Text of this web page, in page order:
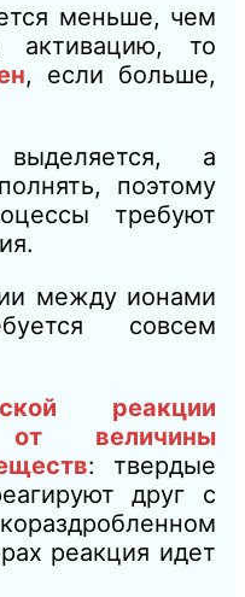
меньше, чем
активацию, то
, если больше,
а
поэтому
требуют
между ионами
совсем
реакции
величины
: твердые
друг с
реакция идет